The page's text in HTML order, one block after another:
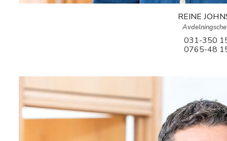
REINE
031-350
0765-48